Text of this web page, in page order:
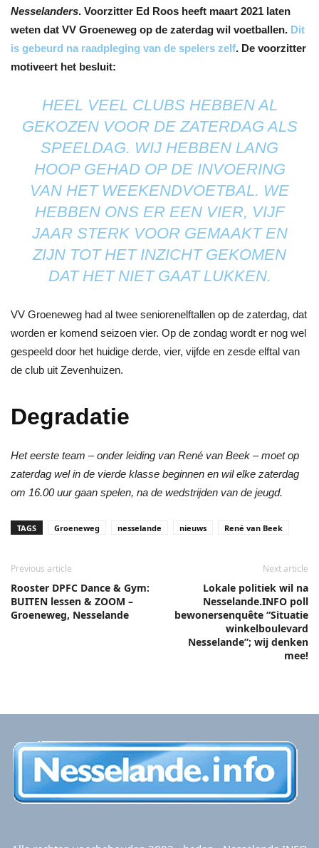
Nesselanders. Voorzitter Ed Roos heeft maart 2021 laten
weten dat VV Groeneweg op de zaterdag wil voetballen. Dit
is gebeurd na raadpleging van de spelers zelf. De voorzitter
motiveert het besluit:
HEEL VEEL CLUBS HEBBEN AL
GEKOZEN VOOR DE ZATERDAG ALS
SPEELDAG. WIJ HEBBEN LANG
HOOP GEHAD OP DE INVOERING
VAN HET WEEKENDVOETBAL. WE
HEBBEN ONS ER EEN VIER, VIJF
JAAR STERK VOOR GEMAAKT EN
ZIJN TOT HET INZICHT GEKOMEN
DAT HET NIET GAAT LUKKEN.
VV Groeneweg had al twee seniorenelftallen op de zaterdag, dat
worden er komend seizoen vier. Op de zondag wordt er nog wel
gespeeld door het huidige derde, vier, vijfde en zesde elftal van
de club uit Zevenhuizen.
Degradatie
Het eerste team – onder leiding van René van Beek – moet op
zaterdag wel in de vierde klasse beginnen en wil elke zaterdag
om 16.00 uur gaan spelen, na de wedstrijden van de jeugd.
TAGS Groeneweg nesselande nieuws René van Beek
Previous article
Rooster DPFC Dance & Gym:
BUITEN lessen & ZOOM –
Groeneweg, Nesselande
Next article
Lokale politiek wil na
Nesselande.INFO poll
bewonersenquête “Situatie
winkelboulevard
Nesselande”; wij denken
mee!